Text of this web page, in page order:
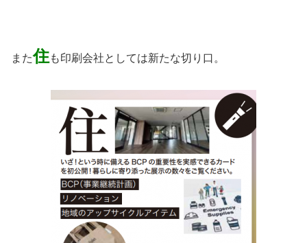
また住も印刷会社としては新たな切り口。